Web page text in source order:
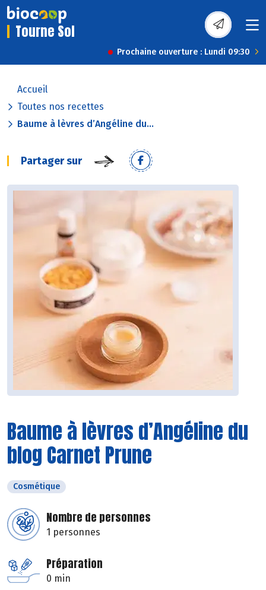
Tourne Sol
Prochaine ouverture : Lundi 09:30
Accueil
Toutes nos recettes
Baume à lèvres d’Angéline du...
Partager sur
Baume à lèvres d’Angéline du
blog Carnet Prune
Cosmétique
Nombre de personnes
1 personnes
Préparation
0 min